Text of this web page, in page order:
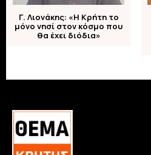
Γ. Λιονάκης: «Η Κρήτη το
μόνο νησί στον κόσμο που
θα έχει διόδια»